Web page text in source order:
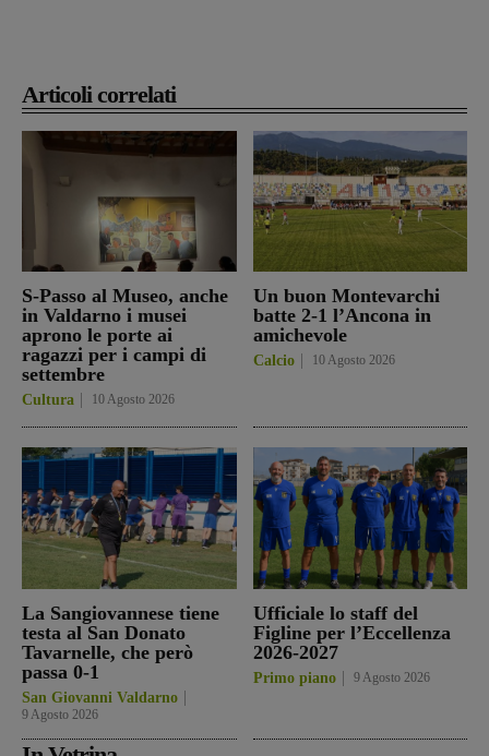
Articoli correlati
S-Passo al Museo, anche
in Valdarno i musei
aprono le porte ai
ragazzi per i campi di
settembre
Cultura 10 Agosto 2026
Un buon Montevarchi
batte 2-1 l’Ancona in
amichevole
Calcio 10 Agosto 2026
La Sangiovannese tiene
testa al San Donato
Tavarnelle, che però
passa 0-1
San Giovanni Valdarno
9 Agosto 2026
Ufficiale lo staff del
Figline per l’Eccellenza
2026-2027
Primo piano 9 Agosto 2026